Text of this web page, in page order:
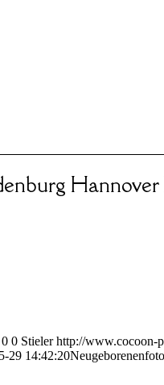
0 0 Stieler http://www.cocoon-
29 14:42:20